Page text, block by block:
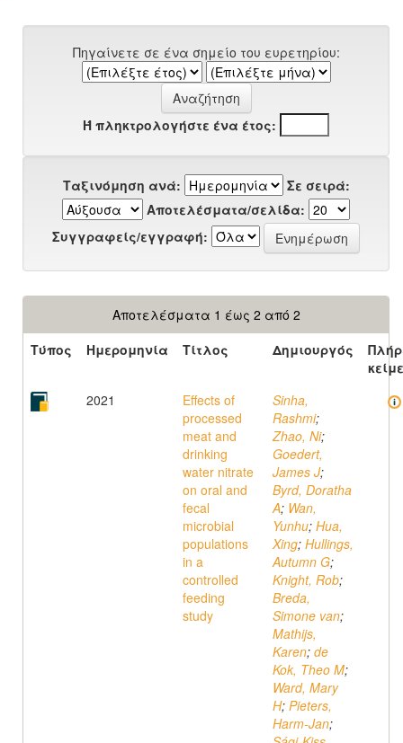
Πηγαίνετε σε ένα σημείο του ευρετηρίου:
Ή πληκτρολογήστε ένα έτος:
Ταξινόμηση ανά:
Σε σειρά:
Αποτελέσματα/σελίδα:
Συγγραφείς/εγγραφή:
Αποτελέσματα 1 έως 2 από 2
Τύπος
Ημερομηνία Τίτλος Δημιουργός
2021
Effects of
processed
meat and
drinking
water nitrate
on oral and
fecal
microbial
populations
in a
controlled
feeding
study
Sinha,
Rashmi;
Zhao, Ni;
Goedert,
James J;
Byrd, Doratha
A; Wan,
Yunhu; Hua,
Xing; Hullings,
Autumn G;
Knight, Rob;
Breda,
Simone van;
Mathijs,
Karen; de
Kok, Theo M;
Ward, Mary
H; Pieters,
Harm-Jan;